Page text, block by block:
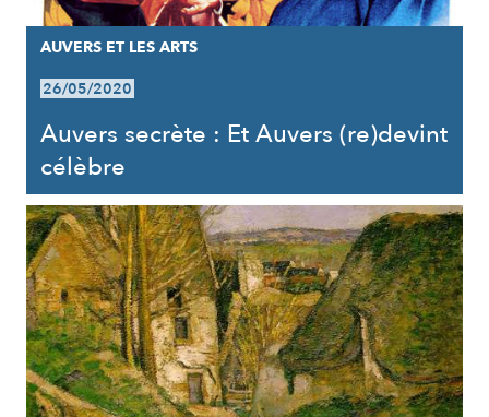
AUVERS ET LES ARTS
26/05/2020
Auvers secrète : Et Auvers (re)devint
célèbre